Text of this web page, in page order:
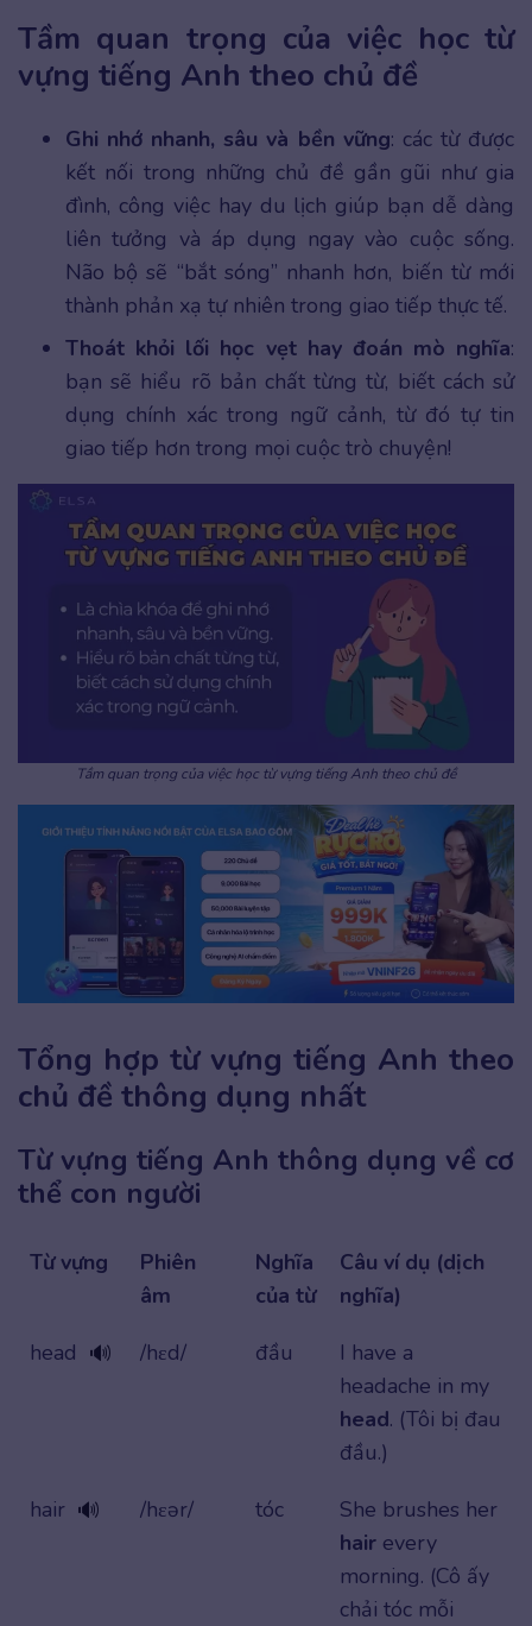
Tầm quan trọng của việc học từ
vựng tiếng Anh theo chủ đề
Ghi nhớ nhanh, sâu và bền vững: các từ được
kết nối trong những chủ đề gần gũi như gia
đình, công việc hay du lịch giúp bạn dễ dàng
liên tưởng và áp dụng ngay vào cuộc sống.
Não bộ sẽ “bắt sóng” nhanh hơn, biến từ mới
thành phản xạ tự nhiên trong giao tiếp thực tế.
Thoát khỏi lối học vẹt hay đoán mò nghĩa:
bạn sẽ hiểu rõ bản chất từng từ, biết cách sử
dụng chính xác trong ngữ cảnh, từ đó tự tin
giao tiếp hơn trong mọi cuộc trò chuyện!
Tầm quan trọng của việc học từ vựng tiếng Anh theo chủ đề
Tổng hợp từ vựng tiếng Anh theo
chủ đề thông dụng nhất
Từ vựng tiếng Anh thông dụng về cơ
thể con người
Từ vựng
Phiên
âm
Nghĩa
của từ
Câu ví dụ (dịch
nghĩa)
head 🔊 /hɛd/ đầu
I have a
headache in my
head. (Tôi bị đau
đầu.)
hair 🔊 /hɛər/ tóc
She brushes her
hair every
morning. (Cô ấy
chải tóc mỗi